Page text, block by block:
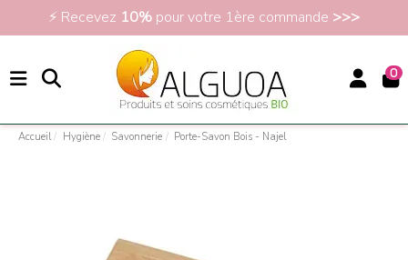
⚡ Recevez 10% pour votre 1ère commande >>>
0
Accueil Hygiène Savonnerie Porte-Savon Bois - Najel